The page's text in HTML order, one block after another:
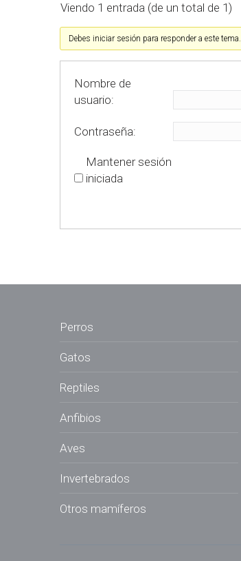
Viendo 1 entrada (de un total de 1)
Debes iniciar sesión para responder a este tema.
Nombre de
usuario:
Contraseña:
Mantener sesión
iniciada
Perros
Gatos
Reptiles
Anfibios
Aves
Invertebrados
Otros mamíferos